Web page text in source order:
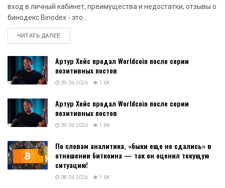
вход в личный кабинет, преимущества и недостатки, отзывы о
бинодекс Binodex - это...
ЧИТАТЬ ДАЛЕЕDETAILS
Артур Хейс продал Worldcoin после серии
позитивных постов
09.06.2026 1.6K
Артур Хейс продал Worldcoin после серии
позитивных постов
09.06.2026 1.6K
По словам аналитика, «быки еще не сдались» в
отношении биткоина — так он оценил текущую
ситуацию!
08.06.2026 1.6K